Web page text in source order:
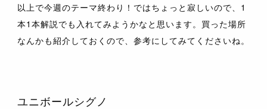
以上で今週のテーマ終わり！ではちょっと寂しいので、1
本1本解説でも入れてみようかなと思います。買った場所
なんかも紹介しておくので、参考にしてみてくださいね。
ユニボールシグノ